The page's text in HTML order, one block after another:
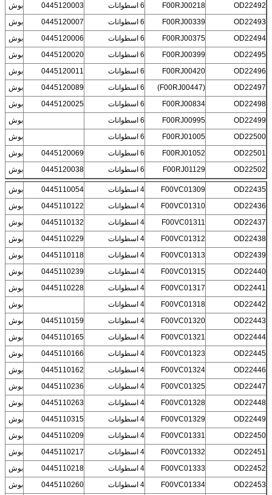
OD22492
F00RJ00218 6 اسطوانات 0445120003
بوش
OD22493
F00RJ00339 6 اسطوانات 0445120007
بوش
OD22494
F00RJ00375 6 اسطوانات 0445120006
بوش
OD22495
F00RJ00399 6 اسطوانات 0445120020
بوش
OD22496
F00RJ00420 6 اسطوانات 0445120011
بوش
OD22497
(F00RJ00447) 6 اسطوانات 0445120089
بوش
OD22498
F00RJ00834 6 اسطوانات 0445120025
بوش
OD22499
F00RJ00995 6 اسطوانات
بوش
OD22500
F00RJ01005 6 اسطوانات
بوش
OD22501
F00RJ01052 6 اسطوانات 0445120069
بوش
OD22502
F00RJ01129 6 اسطوانات 0445120038 بوش
OD22435
F00VC01309 4 اسطوانات 0445110054
بوش
OD22436
F00VC01310 4 اسطوانات 0445110122
بوش
OD22437
F00VC01311 4 اسطوانات 0445110132
بوش
OD22438
F00VC01312 4 اسطوانات 0445110229
بوش
OD22439
F00VC01313 4 اسطوانات 0445110118
بوش
OD22440
F00VC01315 4 اسطوانات 0445110239
بوش
OD22441
F00VC01317 4 اسطوانات 0445110228
بوش
OD22442
F00VC01318 4 اسطوانات
بوش
OD22443
F00VC01320 4 اسطوانات 0445110159
بوش
OD22444
F00VC01321 4 اسطوانات 0445110165
بوش
OD22445
F00VC01323 4 اسطوانات 0445110166
بوش
OD22446
F00VC01324 4 اسطوانات 0445110162
بوش
OD22447
F00VC01325 4 اسطوانات 0445110236
بوش
OD22448
F00VC01328 4 اسطوانات 0445110263
بوش
OD22449
F00VC01329 4 اسطوانات 0445110315
بوش
OD22450
F00VC01331 4 اسطوانات 0445110209
بوش
OD22451
F00VC01332 4 اسطوانات 0445110217
بوش
OD22452
F00VC01333 4 اسطوانات 0445110218
بوش
OD22453
F00VC01334 4 اسطوانات 0445110260
بوش